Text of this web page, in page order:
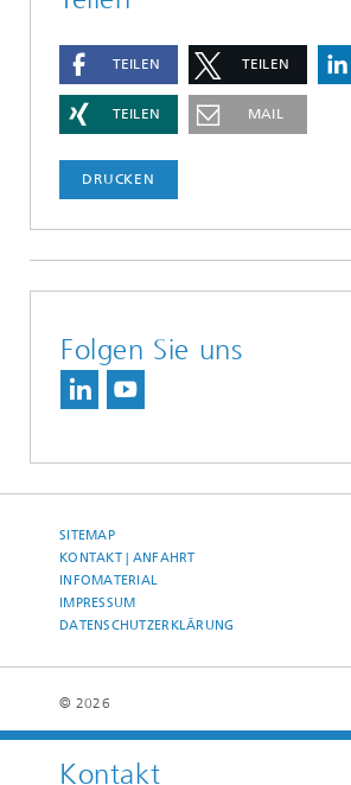
Kontakt
TEILEN TEILEN
TEILEN MAIL
DRUCKEN
Folgen Sie uns
SITEMAP
KONTAKT | ANFAHRT
INFOMATERIAL
IMPRESSUM
DATENSCHUTZERKLÄRUNG
© 2026